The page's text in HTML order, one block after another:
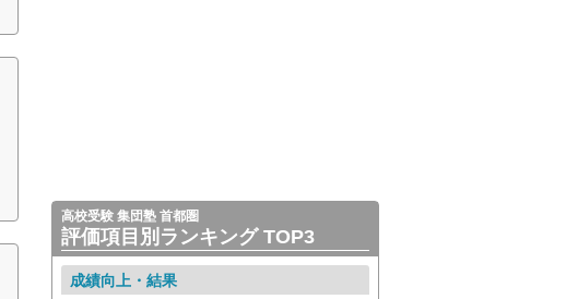
高校受験 集団塾 首都圏
評価項目別ランキング TOP3
成績向上・結果